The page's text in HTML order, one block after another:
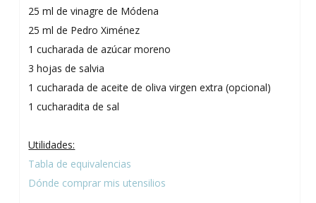
25 ml de vinagre de Módena
25 ml de Pedro Ximénez
1 cucharada de azúcar moreno
3 hojas de salvia
1 cucharada de aceite de oliva virgen extra (opcional)
1 cucharadita de sal
Utilidades:
Tabla de equivalencias
Dónde comprar mis utensilios